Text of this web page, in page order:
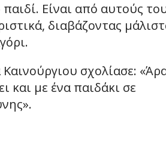
Είναι από αυτούς
διαβάζοντας
σχολίασε:
και με ένα παιδάκι σε